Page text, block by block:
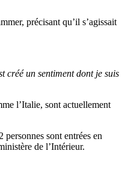
précisant qu’il s’agissait
créé un sentiment dont je suis
l’Italie, sont actuellement
sont entrées en
de l’Intérieur.